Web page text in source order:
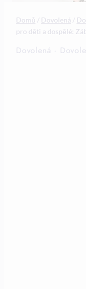
Domů / Dovolená /
pro děti a dospělé:
Dovolená ·